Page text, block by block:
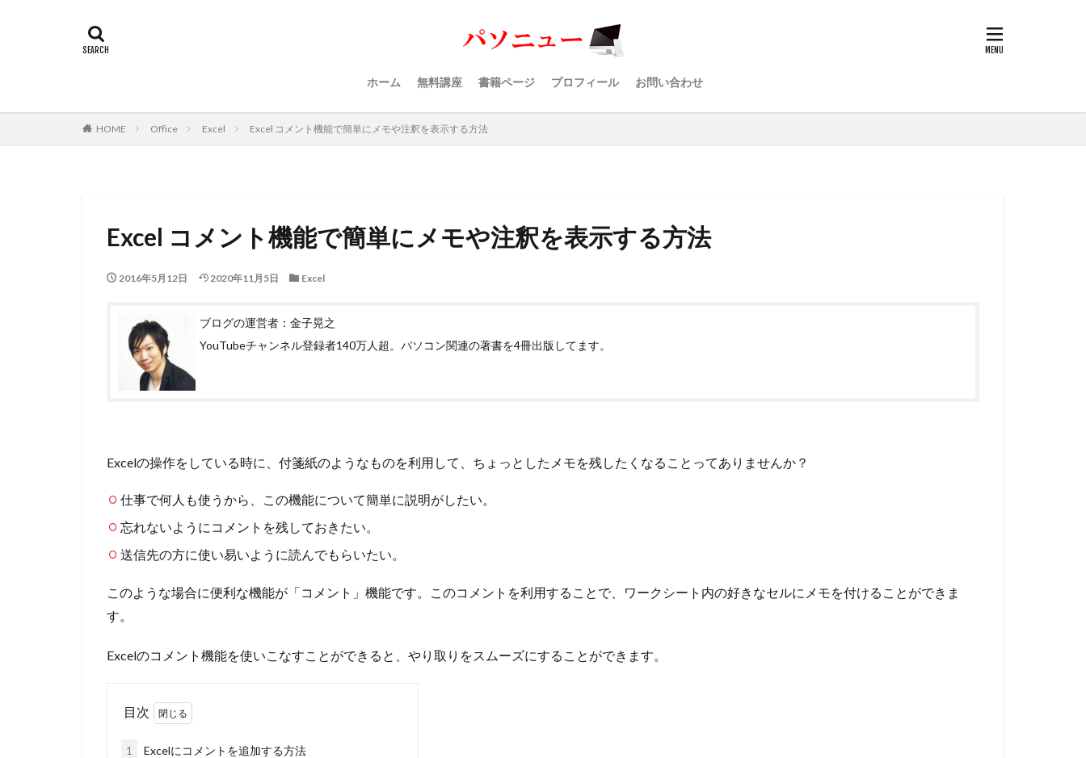
ホーム 無料講座 書籍ページ プロフィール お問い合わせ
HOME Office Excel Excel コメント機能で簡単にメモや注釈を表示する方法
Excel コメント機能で簡単にメモや注釈を表示する方法
2016年5月12日 2020年11月5日 Excel
ブログの運営者：金子晃之
YouTubeチャンネル登録者140万人超。パソコン関連の著書を4冊出版してます。
Excelの操作をしている時に、付箋紙のようなものを利用して、ちょっとしたメモを残したくなることってありませんか？
仕事で何人も使うから、この機能について簡単に説明がしたい。
忘れないようにコメントを残しておきたい。
送信先の方に使い易いように読んでもらいたい。
このような場合に便利な機能が「コメント」機能です。このコメントを利用することで、ワークシート内の好きなセルにメモを付けることができま
す。
Excelのコメント機能を使いこなすことができると、やり取りをスムーズにすることができます。
目次
1 Excelにコメントを追加する方法